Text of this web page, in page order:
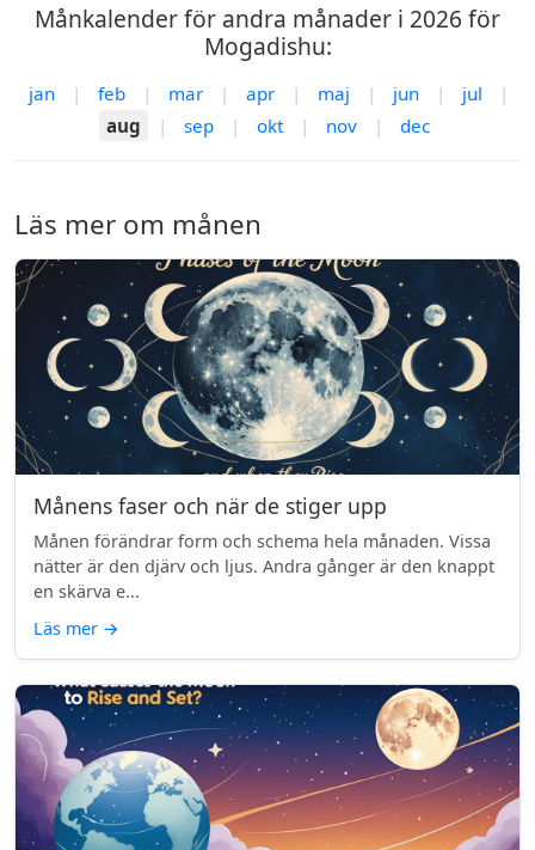
Månkalender för andra månader i 2026 för
Mogadishu:
jan | feb | mar | apr | maj | jun | jul
|
aug
| sep | okt | nov | dec
Läs mer om månen
Månens faser och när de stiger upp
Månen förändrar form och schema hela månaden. Vissa
nätter är den djärv och ljus. Andra gånger är den knappt
en skärva e...
Läs mer →